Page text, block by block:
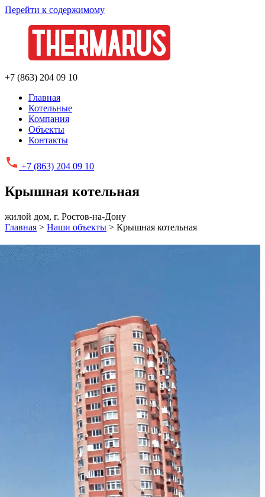
Перейти к содержимому
+7 (863) 204 09 10
Главная
Котельные
Компания
Объекты
Контакты
+7 (863) 204 09 10
Крышная котельная
жилой дом, г. Ростов-на-Дону
Главная > Наши объекты > Крышная котельная